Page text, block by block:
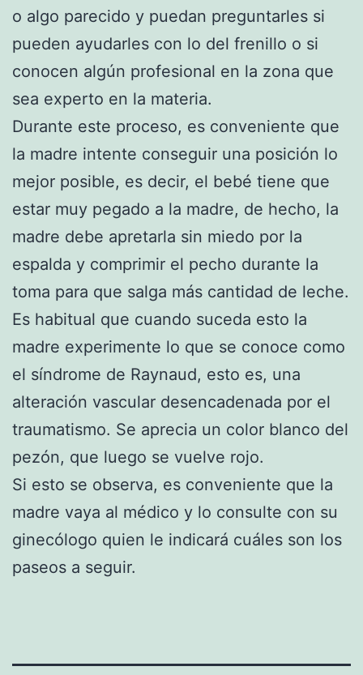
o algo parecido y puedan preguntarles si
pueden ayudarles con lo del frenillo o si
conocen algún profesional en la zona que
sea experto en la materia.
Durante este proceso, es conveniente que
la madre intente conseguir una posición lo
mejor posible, es decir, el bebé tiene que
estar muy pegado a la madre, de hecho, la
madre debe apretarla sin miedo por la
espalda y comprimir el pecho durante la
toma para que salga más cantidad de leche.
Es habitual que cuando suceda esto la
madre experimente lo que se conoce como
el síndrome de Raynaud, esto es, una
alteración vascular desencadenada por el
traumatismo. Se aprecia un color blanco del
pezón, que luego se vuelve rojo.
Si esto se observa, es conveniente que la
madre vaya al médico y lo consulte con su
ginecólogo quien le indicará cuáles son los
paseos a seguir.